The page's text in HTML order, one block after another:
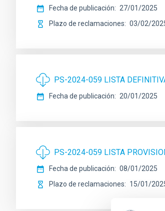
Fecha de publicación
27/01/2025
Plazo de reclamaciones
03/02/
PS-2024-059 LISTA
Fecha de publicación 20/01/2025
PS-2024-059 LISTA
Fecha de publicación
08/01/2025
Plazo de reclamaciones
15/01/